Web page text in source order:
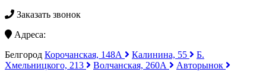
Заказать звонок
Адреса:
Белгород Корочанская, 148А Калинина, 55
Б.
Хмельницкого, 213
Волчанская, 260А
Авторынок